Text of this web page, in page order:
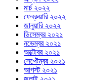
মার্চ ২০২২
ফেব্রুয়ারি ২০২২
জানুয়ারি ২০২২
ডিসেম্বর ২০২১
নভেম্বর ২০২১
অক্টোবর ২০২১
সেপ্টেম্বর ২০২১
আগস্ট ২০২১